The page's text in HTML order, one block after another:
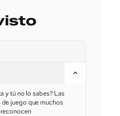
y tú no lo sabes? Las
juego que muchos